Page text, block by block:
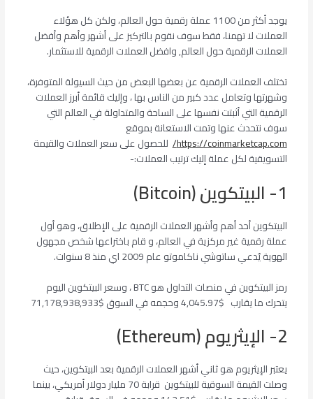
يوجد أكثر من 1100 عملة رقمية حول العالم، ولكن كل هؤلاء
العملات لا تهمنا، فقط سوف نقوم بالتركيز على أشهر وأهم وأفضل
العملات الرقمية حول العالم, وافضل العملات الرقمية للاستثمار.
تختلف العملات الرقمية عن بعضها البعض من حيث السيولة المتوفرة،
وشهرتها وتعامل عدد كبير من الناس بها ، وإليك قائمة أبرز العملات
الرقمية التي أثبتت نفسها على الساحة والمتداولة في العالم التي
سوف نتحدث عنها وتمت الاستعانة بموقع
https://coinmarketcap.com/ للحصول على سعر العملات والقيمة
التسويقية لكل عملة إليك ترتيب العملات:-
1- البيتكوين (Bitcoin)
البيتكوين أحد أهم وأشهر العملات الرقمية على الإطلاق، وهو أول
عملة رقمية غير مركزية في العالم، و قام باختراعها شخص مجهول
الهوية يٌدعي ساتوشي ناكاموتو عام 2009 اي منذ 8 سنوات.
رمز البيتكوين في منصات التداول هو BTC ، وسعر البيتكوين اليوم
يتحرك ما يقارب $4,045.97 وحجمه في السوق $71,178,938,933
2- الإيثريوم (Ethereum)
يعتبر الإيثريوم هو ثاني أشهر العملات الرقمية بعد البيتكوين، حيث
وصلت القيمة السوقية للبيتكوين قرابة 70 مليار دولار أمريكي، بينما